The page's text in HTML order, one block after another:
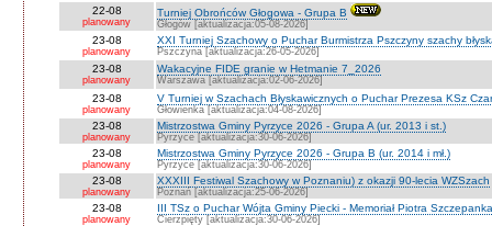
22-08
planowany
Turniej Obrońców Głogowa - Grupa B
Głogów [aktualizacja:05-08-2026]
23-08
planowany
XXI Turniej Szachowy o Puchar Burmistrza Pszczyny szachy
Pszczyna [aktualizacja:26-05-2026]
23-08
planowany
Wakacyjne FIDE granie w Hetmanie 7_2026
Warszawa [aktualizacja:02-06-2026]
23-08
planowany
V Turniej w Szachach Błyskawicznych o Puchar Prezesa KSz
Głowienka [aktualizacja:04-08-2026]
23-08
planowany
Mistrzostwa Gminy Pyrzyce 2026 - Grupa A (ur. 2013 i st.)
Pyrzyce [aktualizacja:30-06-2026]
23-08
planowany
Mistrzostwa Gminy Pyrzyce 2026 - Grupa B (ur. 2014 i mł.)
Pyrzyce [aktualizacja:30-06-2026]
23-08
planowany
XXXIII Festiwal Szachowy w Poznaniu) z okazji 90-lecia WZSzach
Poznań [aktualizacja:25-06-2026]
23-08
planowany
III TSz o Puchar Wójta Gminy Piecki - Memoriał Piotra
Cierzpięty [aktualizacja:30-06-2026]